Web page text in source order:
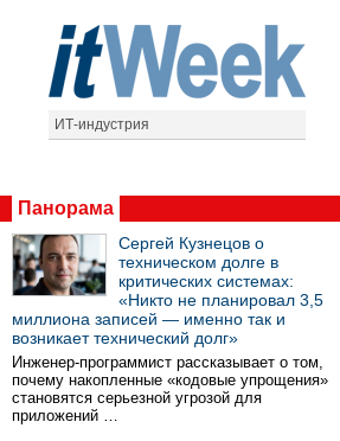
ИТ-индустрия
Панорама
Сергей Кузнецов о
техническом долге в
критических системах:
«Никто не планировал 3,5
миллиона записей — именно так и
возникает технический долг»
Инженер-программист рассказывает о том,
почему накопленные «кодовые упрощения»
становятся серьезной угрозой для
приложений …